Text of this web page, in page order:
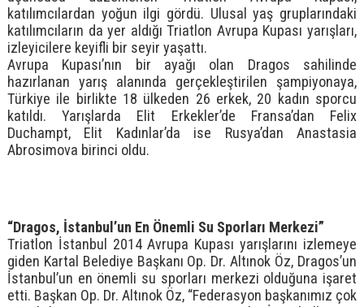
katılımcılardan yoğun ilgi gördü. Ulusal yaş gruplarındaki
katılımcıların da yer aldığı Triatlon Avrupa Kupası yarışları,
izleyicilere keyifli bir seyir yaşattı.
Avrupa Kupası’nın bir ayağı olan Dragos sahilinde
hazırlanan yarış alanında gerçekleştirilen şampiyonaya,
Türkiye ile birlikte 18 ülkeden 26 erkek, 20 kadın sporcu
katıldı. Yarışlarda Elit Erkekler’de Fransa’dan Felix
Duchampt, Elit Kadınlar’da ise Rusya’dan Anastasia
Abrosimova birinci oldu.
“Dragos, İstanbul’un En Önemli Su Sporları Merkezi”
Triatlon İstanbul 2014 Avrupa Kupası yarışlarını izlemeye
giden Kartal Belediye Başkanı Op. Dr. Altınok Öz, Dragos’un
İstanbul’un en önemli su sporları merkezi olduğuna işaret
etti. Başkan Op. Dr. Altınok Öz, “Federasyon başkanımız çok